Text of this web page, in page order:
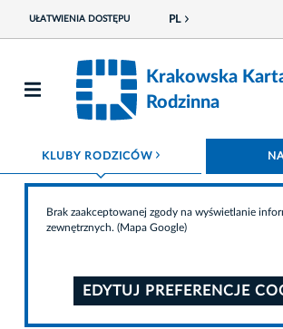
UŁATWIENIA DOSTĘPU PL
Krakowska
Rodzinna
KLUBY RODZICÓWROZWIŃ MENU
Brak zaakceptowanej zgody na wyświetlanie
zewnętrznych. (Mapa Google)
EDYTUJ PREFERENCJE